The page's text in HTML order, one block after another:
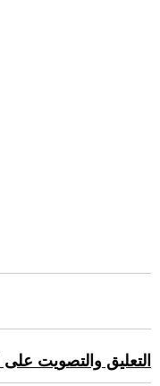
التعليق والتصويت